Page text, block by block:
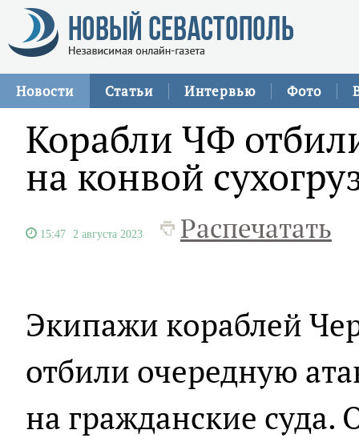
Новости Статьи Интервью Фото
Корабли ЧФ
на конвой
15:47 2 августа 2023 Распечатать
Экипажи кораблей
отбили очередную
на гражданские